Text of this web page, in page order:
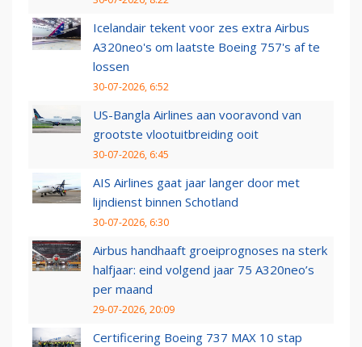
Icelandair tekent voor zes extra Airbus
A320neo's om laatste Boeing 757's af te
lossen
30-07-2026, 6:52
US-Bangla Airlines aan vooravond van
grootste vlootuitbreiding ooit
30-07-2026, 6:45
AIS Airlines gaat jaar langer door met
lijndienst binnen Schotland
30-07-2026, 6:30
Airbus handhaaft groeiprognoses na sterk
halfjaar: eind volgend jaar 75 A320neo’s
per maand
29-07-2026, 20:09
Certificering Boeing 737 MAX 10 stap